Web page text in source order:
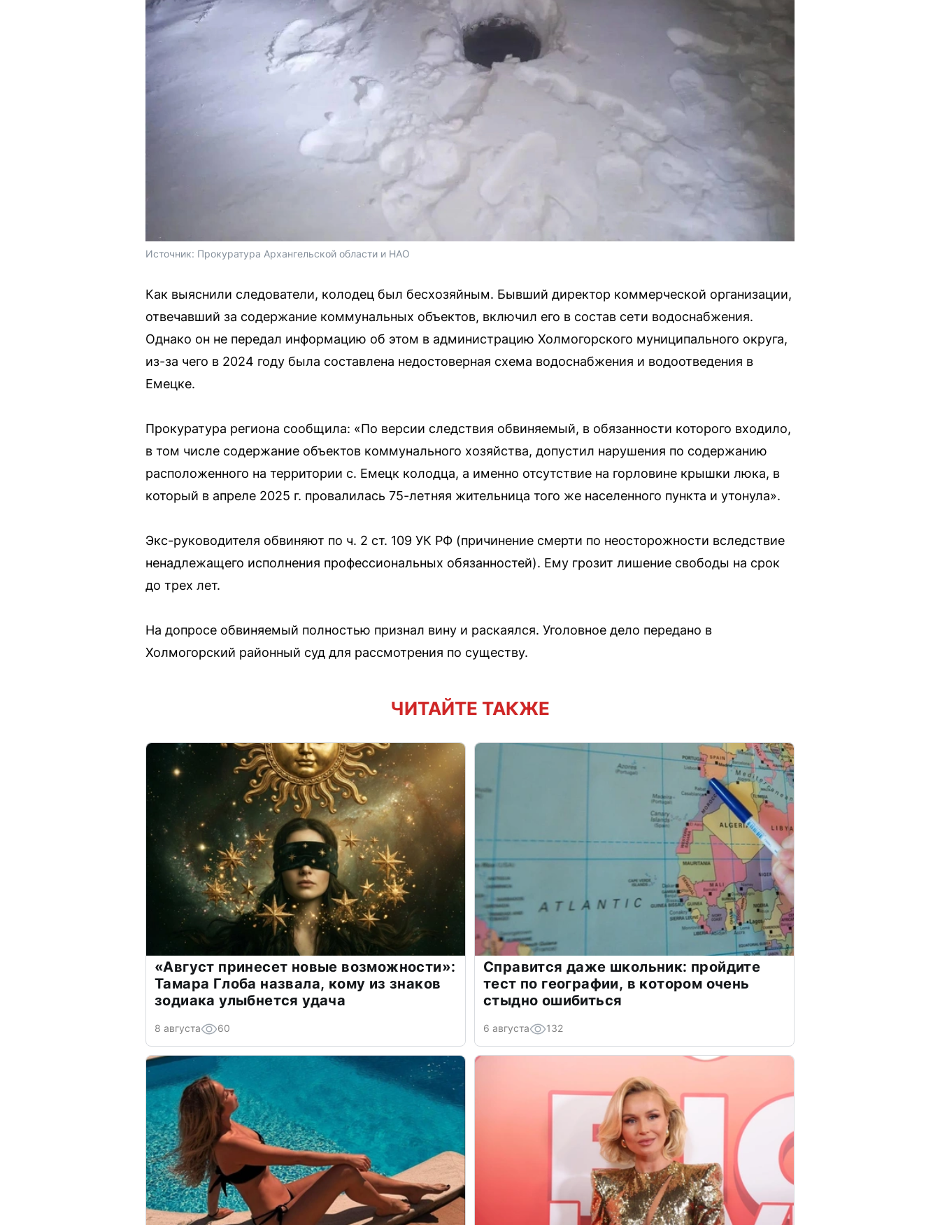
Источник: Прокуратура Архангельской области и НАО
Как выяснили следователи, колодец был бесхозяйным. Бывший директор коммерческой организации,
отвечавший за содержание коммунальных объектов, включил его в состав сети водоснабжения.
Однако он не передал информацию об этом в администрацию Холмогорского муниципального округа,
из-за чего в 2024 году была составлена недостоверная схема водоснабжения и водоотведения в
Емецке.
Прокуратура региона сообщила: «По версии следствия обвиняемый, в обязанности которого входило,
в том числе содержание объектов коммунального хозяйства, допустил нарушения по содержанию
расположенного на территории с. Емецк колодца, а именно отсутствие на горловине крышки люка, в
который в апреле 2025 г. провалилась 75-летняя жительница того же населенного пункта и утонула».
Экс-руководителя обвиняют по ч. 2 ст. 109 УК РФ (причинение смерти по неосторожности вследствие
ненадлежащего исполнения профессиональных обязанностей). Ему грозит лишение свободы на срок
до трех лет.
На допросе обвиняемый полностью признал вину и раскаялся. Уголовное дело передано в
Холмогорский районный суд для рассмотрения по существу.
ЧИТАЙТЕ ТАКЖЕ
«Август принесет новые возможности»:
Тамара Глоба назвала, кому из знаков
зодиака улыбнется удача
8 августа 60
Справится даже школьник: пройдите
тест по географии, в котором очень
стыдно ошибиться
6 августа 132